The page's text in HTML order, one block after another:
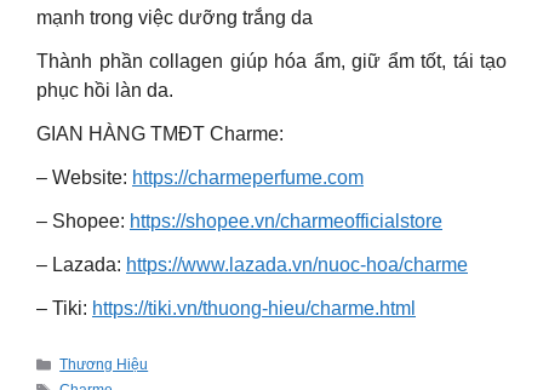
mạnh trong việc dưỡng trắng da
Thành phần collagen giúp hóa ẩm, giữ ẩm tốt, tái tạo
phục hồi làn da.
GIAN HÀNG TMĐT Charme:
– Website: https://charmeperfume.com
– Shopee: https://shopee.vn/charmeofficialstore
– Lazada: https://www.lazada.vn/nuoc-hoa/charme
– Tiki: https://tiki.vn/thuong-hieu/charme.html
Categories
Thương Hiệu